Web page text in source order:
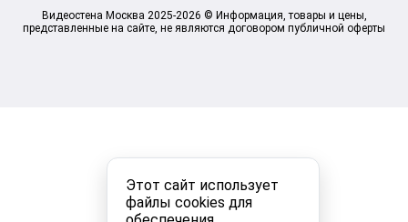
Этот сайт использует
файлы cookies для
Видеостена Москва 2025-2026 © Информация, товары и цены,
представленные на сайте, не являются договором публичной оферты